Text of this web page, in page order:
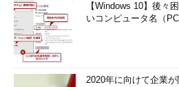
【Windows 10】後々
いコンピュータ名（
2020年に向けて企業